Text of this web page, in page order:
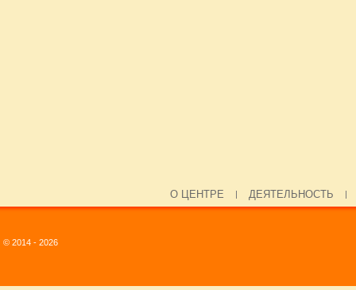
О ЦЕНТРЕ ДЕЯТЕЛЬНОСТЬ
© 2014 - 2026